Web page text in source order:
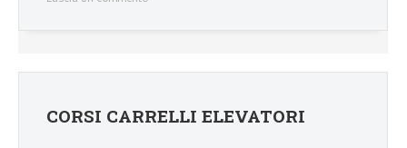
CORSI CARRELLI ELEVATORI